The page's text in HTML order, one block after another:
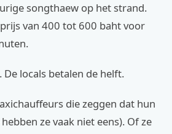
songthaew op het strand.
van 400 tot 600 baht voor
locals betalen de helft.
die zeggen dat hun
ze vaak niet eens). Of ze